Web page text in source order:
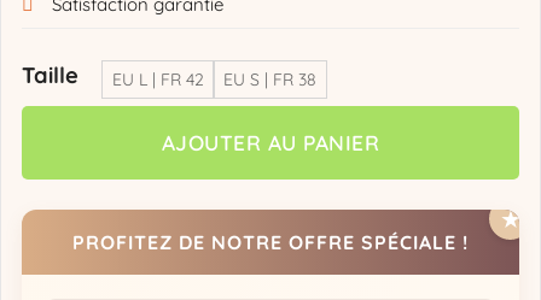
Taille EU L | FR 42 EU S | FR 38
AJOUTER AU PANIER
PROFITEZ DE NOTRE OFFRE SPÉCIALE !